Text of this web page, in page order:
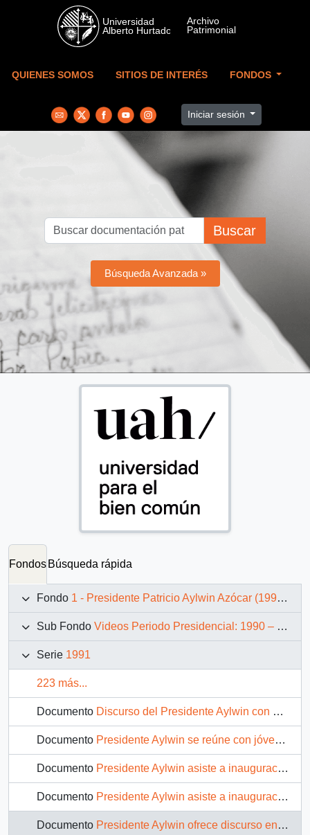
Skip to main content
QUIENES SOMOS SITIOS DE INTERÉS FONDOS
Iniciar sesión
Buscar
Búsqueda Avanzada »
Fondos Búsqueda rápida
Fondo 1 - Presidente Patricio Aylwin Azócar (1990-1994)
Sub Fondo Videos Periodo Presidencial: 1990 – 1994
Serie 1991
223 más...
Documento Discurso del Presidente Aylwin con motivo de la firma del Convenio de Comercio entre Chile y Alemania Federal : video
Documento Presidente Aylwin se reúne con jóvenes en la Moneda
Documento Presidente Aylwin asiste a inauguración Central Hidroeléctrica El Alfalfal : video
Documento Presidente Aylwin asiste a inauguración de la ampliación Hospital Dr. Gustavo Fricke de Viña del Mar : video
Documento Presidente Aylwin ofrece discurso en Seminario de la CUT : video